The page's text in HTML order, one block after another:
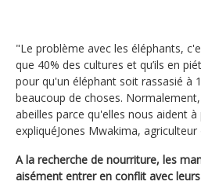
"Le problème avec les éléphants,
que 40% des cultures et qu’ils en
pour qu'un éléphant soit rassasié à
beaucoup de choses.
abeilles parce qu'elles nous aident
expliquéJones Mwakima, agriculteur
A la recherche de nourriture, les
aisément entrer en conflit avec